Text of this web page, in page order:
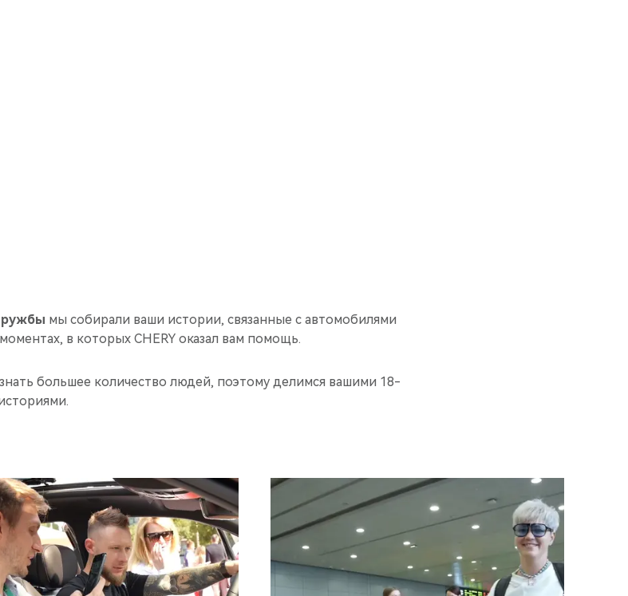
мы собирали ваши истории, связанные с автомобилями
в которых CHERY оказал вам помощь.
большее количество людей, поэтому делимся вашими 18-